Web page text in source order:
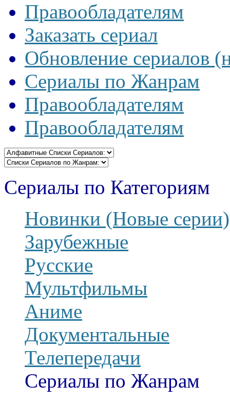
Правообладателям
Заказать сериал
Обновление сериалов
Сериалы по Жанрам
Правообладателям
Правообладателям
Сериалы по Категориям
Новинки (Новые серии)
Зарубежные
Русские
Мультфильмы
Аниме
Документальные
Телепередачи
Сериалы по Жанрам